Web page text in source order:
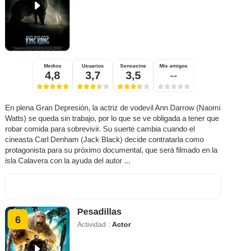
Medios
4,8
Usuarios
3,7
Sensacine
3,5
Mis amigos
--
En plena Gran Depresión, la actriz de vodevil Ann Darrow (Naomi
Watts) se queda sin trabajo, por lo que se ve obligada a tener que
robar comida para sobrevivir. Su suerte cambia cuando el
cineasta Carl Denham (Jack Black) decide contratarla como
protagonista para su próximo documental, que será filmado en la
isla Calavera con la ayuda del autor ...
6
Pesadillas
Actividad :Actor